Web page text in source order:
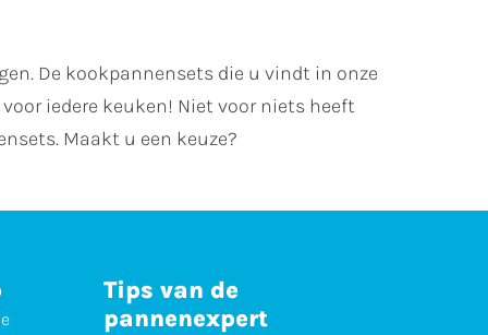
De kookpannensets die u vindt in onze
iedere keuken! Niet voor niets heeft
Maakt u een keuze?
Tips van de
pannenexpert